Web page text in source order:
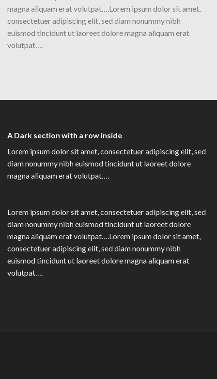
magna aliquam erat volutpat….Lorem ipsum dolor sit amet,
consectetuer adipiscing elit, sed diam nonummy nibh
euismod tincidunt ut laoreet dolore magna aliquam erat
volutpat….
A Dark section with a row inside
Lorem ipsum dolor sit amet, consectetuer adipiscing elit, sed
diam nonummy nibh euismod tincidunt ut laoreet dolore
magna aliquam erat volutpat….
Lorem ipsum dolor sit amet, consectetuer adipiscing elit, sed
diam nonummy nibh euismod tincidunt ut laoreet dolore
magna aliquam erat volutpat….Lorem ipsum dolor sit amet,
consectetuer adipiscing elit, sed diam nonummy nibh
euismod tincidunt ut laoreet dolore magna aliquam erat
volutpat….